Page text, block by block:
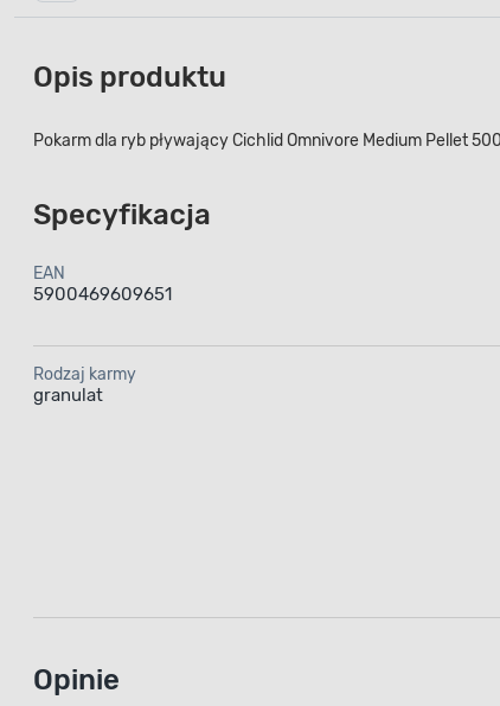
Opis produktu
Pokarm dla ryb pływający Cichlid Omnivore Medium Pellet
Specyfikacja
EAN
5900469609651
Rodzaj karmy
granulat
Opinie